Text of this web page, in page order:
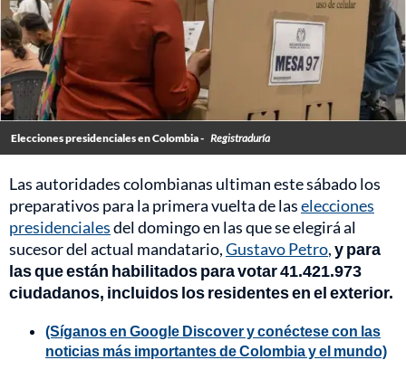
Elecciones presidenciales en Colombia - Registraduría
Las autoridades colombianas ultiman este sábado los
preparativos para la primera vuelta de laselecciones
presidencialesdel domingo en las que se elegirá al
sucesor del actual mandatario,Gustavo Petro,y para
las que están habilitados para votar 41.421.973
ciudadanos, incluidos los residentes en el exterior.
(Síganos en Google Discover y conéctese con las
noticias más importantes de Colombia y el mundo)